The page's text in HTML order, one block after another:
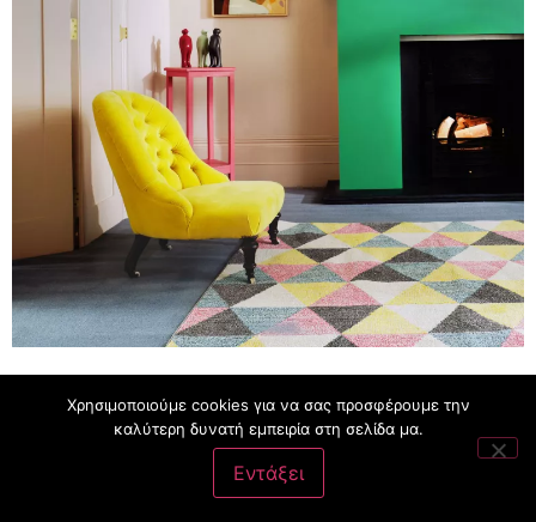
Λάτρεις του χρώματος, μην αμελήσετε τις ιδέες για το τζάκι
του σαλονιού σας! Είναι μια εξαιρετική ευκαιρία να
δώσουμε ένα διασκεδαστικό χρώμα και μας αρέσει ο
Χρησιμοποιούμε cookies για να σας προσφέρουμε την
καλύτερη δυνατή εμπειρία στη σελίδα μα.
Εντάξει